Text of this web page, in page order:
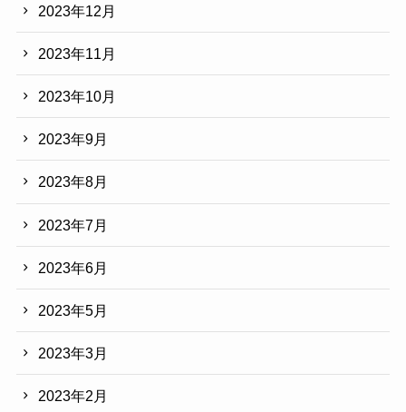
2023年12月
2023年11月
2023年10月
2023年9月
2023年8月
2023年7月
2023年6月
2023年5月
2023年3月
2023年2月